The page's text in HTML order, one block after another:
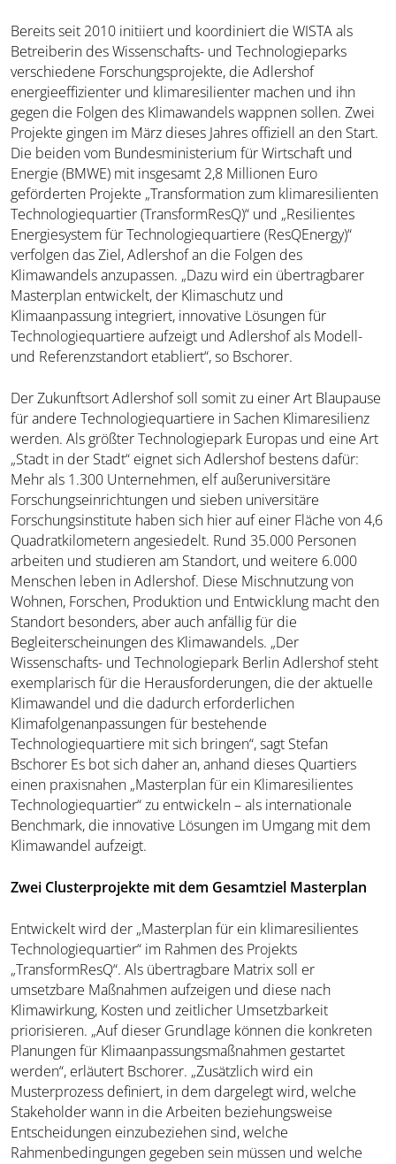
Bereits seit 2010 initiiert und koordiniert die WISTA als
Betreiberin des Wissenschafts- und Technologieparks
verschiedene Forschungsprojekte, die Adlershof
energieeffizienter und klimaresilienter machen und ihn
gegen die Folgen des Klimawandels wappnen sollen. Zwei
Projekte gingen im März dieses Jahres offiziell an den Start.
Die beiden vom Bundesministerium für Wirtschaft und
Energie (BMWE) mit insgesamt 2,8 Millionen Euro
geförderten Projekte „Transformation zum klimaresilienten
Technologiequartier (TransformResQ)“ und „Resilientes
Energiesystem für Technologiequartiere (ResQEnergy)“
verfolgen das Ziel, Adlershof an die Folgen des
Klimawandels anzupassen. „Dazu wird ein übertragbarer
Masterplan entwickelt, der Klimaschutz und
Klimaanpassung integriert, innovative Lösungen für
Technologiequartiere aufzeigt und Adlershof als Modell-
und Referenzstandort etabliert“, so Bschorer.
Der Zukunftsort Adlershof soll somit zu einer Art Blaupause
für andere Technologiequartiere in Sachen Klimaresilienz
werden. Als größter Technologiepark Europas und eine Art
„Stadt in der Stadt“ eignet sich Adlershof bestens dafür:
Mehr als 1.300 Unternehmen, elf außeruniversitäre
Forschungs­einrichtungen und sieben universitäre
Forschungsinstitute haben sich hier auf einer Fläche von 4,6
Quadratkilometern angesiedelt. Rund 35.000 Personen
arbeiten und studieren am Standort, und weitere 6.000
Menschen leben in Adlershof. Diese Mischnutzung von
Wohnen, Forschen, Produktion und Entwicklung macht den
Standort besonders, aber auch anfällig für die
Begleiterscheinungen des Klimawandels. „Der
Wissenschafts- und Technologiepark Berlin Adlershof steht
exemplarisch für die Herausforderungen, die der aktuelle
Klimawandel und die dadurch erforderlichen
Klimafolgenanpassungen für bestehende
Technologiequartiere mit sich bringen“, sagt Stefan
Bschorer Es bot sich daher an, anhand dieses Quartiers
einen praxisnahen „Masterplan für ein Klimaresilientes
Technologie­quartier“ zu entwickeln – als internationale
Benchmark, die innovative Lösungen im Umgang mit dem
Klimawandel aufzeigt.
Zwei Clusterprojekte mit dem Gesamtziel Masterplan
Entwickelt wird der „Masterplanfür ein klimaresilientes
Technologiequartier“ im Rahmen des Projekts
„TransformResQ“. Als übertragbare Matrix soll er
umsetzbare Maßnahmen aufzeigen und diese nach
Klimawirkung, Kosten und zeitlicher Umsetzbarkeit
priorisieren. „Auf dieser Grundlage können die konkreten
Planungen für Klimaanpassungsmaßnahmen gestartet
werden“, erläutert Bschorer. „Zusätzlich wird ein
Musterprozess definiert, in dem dargelegt wird, welche
Stakeholder wann in die Arbeiten beziehungsweise
Entscheidungen einzubeziehen sind, welche
Rahmenbedingungen gegeben sein müssen und welche